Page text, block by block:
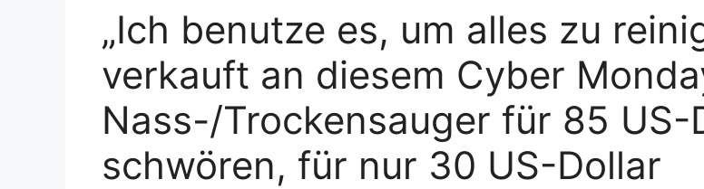
„Ich benutze es, um alles zu
verkauft an diesem Cyber
Nass-/Trockensauger für 85 US-
schwören, für nur 30 US-Dollar